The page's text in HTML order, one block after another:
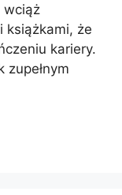
wciąż
książkami, że
kariery.
zupełnym